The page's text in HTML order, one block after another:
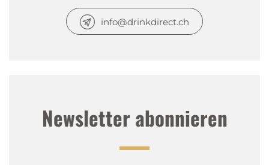
info@drinkdirect.ch
Newsletter abonnieren